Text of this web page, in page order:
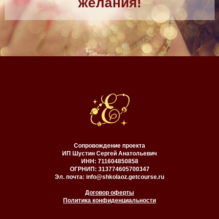
Сопровождение проекта
ИП Шустин Сергей Анатольевич
ИНН: 711604850858
ОГРНИП: 313774605700347
Эл. почта: info@shkolaoz.getcourse.ru
Договор оферты
Политика конфиденциальности